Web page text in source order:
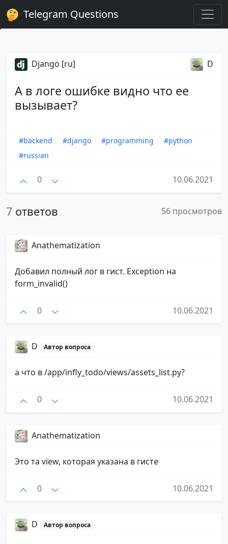
Telegram Questions
Django [ru] D
А в логе ошибке видно что ее
вызывает?
#backend #django #programming
#python
#russian
0 10.06.2021
7 ответов 56 просмотров
Anathematization
Добавил полный лог в гист. Exception на
form_invalid()
0 10.06.2021
D Автор вопроса
а что в /app/infly_todo/views/assets_list.py?
0 10.06.2021
Anathematization
Это та view, которая указана в гисте
0 10.06.2021
D Автор вопроса